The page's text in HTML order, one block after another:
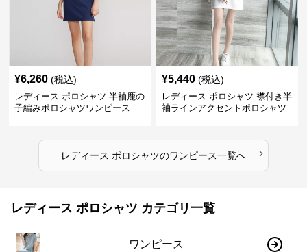
¥6,260 (税込)
レディース ポロシャツ 半袖鹿の
子編みポロシャツワンピース
¥5,440 (税込)
レディース ポロシャツ 襟付き半
袖ラインアクセントポロシャツ
レディース ポロシャツのワンピース一覧へ ›
レディース ポロシャツ カテゴリ一覧
ワンピース